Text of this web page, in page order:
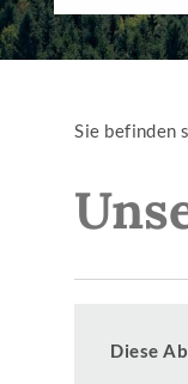
Sie befinden
Diese